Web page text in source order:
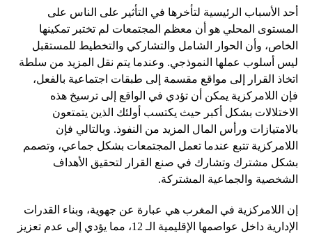
أحد الأسباب الرئيسية لتأخرها في التأثير على الناس على
المستوى المحلي هو أن معظم المجتمعات لم تختبر تمكينها
الخاص، وأن الحوار الشامل والتشاركي والتخطيط للمستقبل
ليس أسلوب عملها النموذجي. وعندما يتم نقل المزيد من سلطة
اتخاذ القرار إلى مواقع مقسمة إلى طبقات اجتماعية بالفعل،
فإن اللامركزية يمكن أن تؤدي في الواقع إلى ترسيخ هذه
الاختلالات بشكل أكبر حيث يكتسب أولئك الذين يتمتعون
بالامتيازات ورأس المال المزيد من النفوذ. وبالتالي فإن
اللامركزية تتبع عندما تعمل المجتمعات بشكل جماعي، وتصمم
بشكل مشترك وتشارك في صنع القرار لتحقيق الأهداف
الشخصية والجماعية المشتركة.
إن اللامركزية في المغرب هي عبارة عن جهوية، وبناء القدرات
الإدارية داخل عواصمها الإقليمية الـ 12، مما يؤدي إلى عدم تعزيز